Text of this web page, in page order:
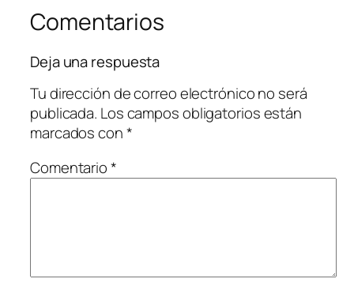
Comentarios
Deja una respuesta
Tu dirección de correo electrónico no será
publicada. Los campos obligatorios están
marcados con*
Comentario*